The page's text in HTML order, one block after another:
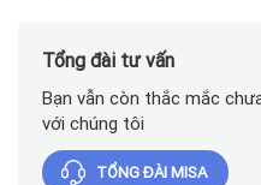
Tổng đài tư vấn
Bạn vẫn còn thắc mắc
với chúng tôi
TỔNG ĐÀI MISA